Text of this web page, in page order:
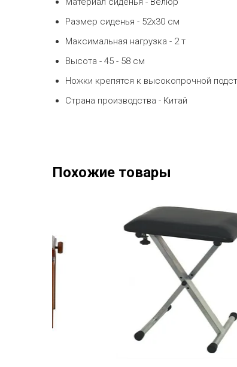
Размер сиденья - 52x30 см
Максимальная нагрузка - 2 т
Высота - 45 - 58 см
Ножки крепятся к высокопрочной
Страна производства - Китай
Похожие товары